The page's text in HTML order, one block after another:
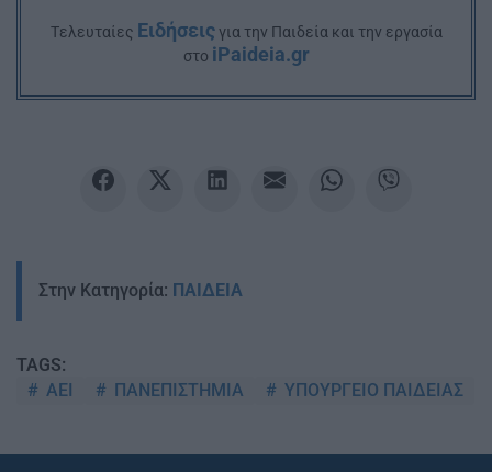
Tελευταίες Ειδήσειςγια την Παιδεία και την εργασία
στο iPaideia.gr
Στην Κατηγορία: ΠΑΙΔΕΙΑ
TAGS:
ΑΕΙ
ΠΑΝΕΠΙΣΤΗΜΙΑ ΥΠΟΥΡΓΕΙΟ ΠΑΙΔΕΙΑΣ